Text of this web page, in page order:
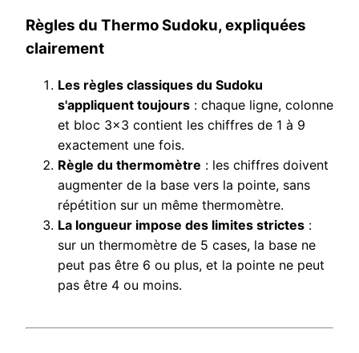
Règles du Thermo Sudoku, expliquées
clairement
Les règles classiques du Sudoku
s'appliquent toujours : chaque ligne, colonne
et bloc 3x3 contient les chiffres de 1 à 9
exactement une fois.
Règle du thermomètre : les chiffres doivent
augmenter de la base vers la pointe, sans
répétition sur un même thermomètre.
La longueur impose des limites strictes :
sur un thermomètre de 5 cases, la base ne
peut pas être 6 ou plus, et la pointe ne peut
pas être 4 ou moins.